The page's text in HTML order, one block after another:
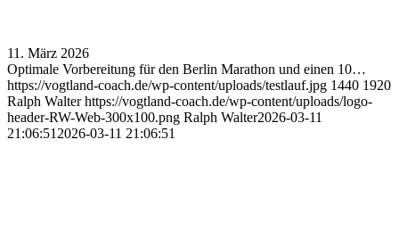
11. März 2026
Optimale Vorbereitung für den Berlin Marathon und einen 10…
https://vogtland-coach.de/wp-content/uploads/testlauf.jpg 1440 1920
Ralph Walter https://vogtland-coach.de/wp-content/uploads/logo-
header-RW-Web-300x100.png Ralph Walter2026-03-11
21:06:51 2026-03-11 21:06:51